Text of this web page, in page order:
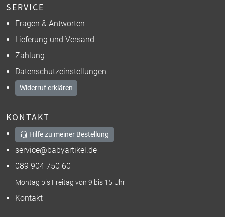
SERVICE
Fragen & Antworten
Lieferung und Versand
Zahlung
Datenschutzeinstellungen
Widerruf erklären
KONTAKT
Hilfe zu meiner Bestellung
service@babyartikel.de
089 904 750 60
Montag bis Freitag von 9 bis 15 Uhr
Kontakt